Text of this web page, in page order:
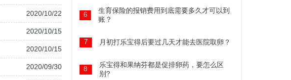
2020/10/22
2020/10/15
2020/10/15
2020/09/30
6
生育保险的报销费用到底需要多久才可以到
账？
7 月初打乐宝得后要过几天才能去医院取卵？
8
乐宝得和果纳芬都是促排卵药，要怎么区
别?